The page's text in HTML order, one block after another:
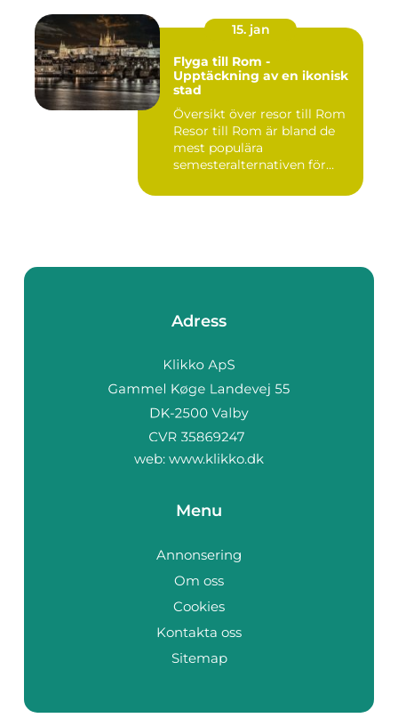
15. jan
Flyga till Rom -
Upptäckning av en ikonisk
stad
Översikt över resor till Rom
Resor till Rom är bland de
mest populära
semesteralternativen för
Adress
web: www.klikko.dk
Menu
Annonsering
Om oss
Cookies
Kontakta oss
Sitemap